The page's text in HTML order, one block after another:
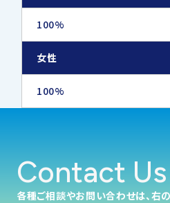
100%
女性
100%
Contact Us
各種ご相談やお問い合わせは、右